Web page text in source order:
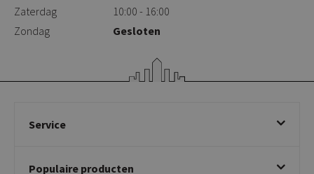
Zaterdag
10:00 - 16:00
Zondag
Gesloten
Service
Betalen & annuleren
Populaire producten